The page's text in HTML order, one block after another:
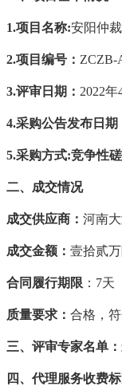
1.项目名称:安阳仲
2.项目编号 ： ZCZB-
3.评审 日期： 2022年
4.采购公告发布日期
5.采购方式:竞争性
二、 成交情况
成交供应商 ： 河南
成交金额： 壹拾贰
合同履行期限 ： 7天
质量要求： 合格，
三、评审专家名单
四、 代理服务收费标